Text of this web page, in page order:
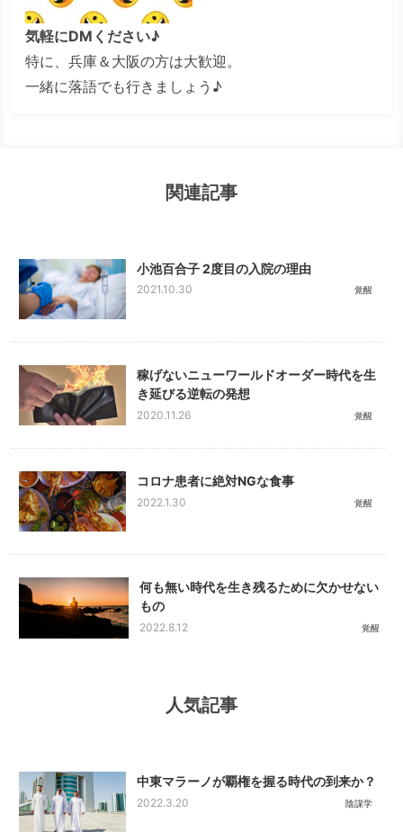
気軽にDMください♪
特に、兵庫＆大阪の方は大歓迎。
一緒に落語でも行きましょう♪
関連記事
小池百合子 2度目の入院の理由
2021.10.30 覚醒
稼げないニューワールドオーダー時代を生
き延びる逆転の発想
2020.11.26 覚醒
コロナ患者に絶対NGな食事
2022.1.30 覚醒
何も無い時代を生き残るために欠かせない
もの
2022.8.12 覚醒
人気記事
中東マラーノが覇権を握る時代の到来か？
2022.3.20 陰謀学